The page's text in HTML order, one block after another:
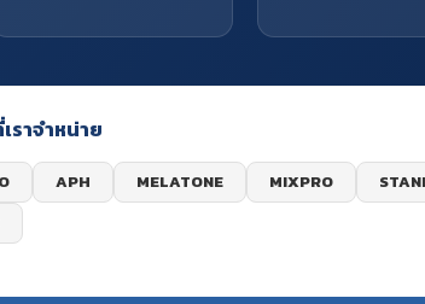
าจำหน่าย
APH MELATONE MIXPRO